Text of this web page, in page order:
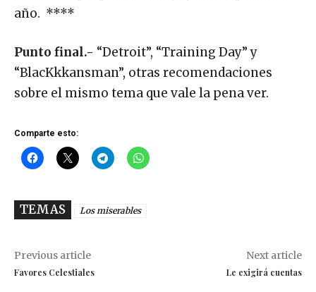
año. ****
Punto final.- “Detroit”, “Training Day” y
“BlacKkkansman”, otras recomendaciones
sobre el mismo tema que vale la pena ver.
Comparte esto:
TEMAS Los miserables
Previous article
Favores Celestiales
Next article
Le exigirá cuentas